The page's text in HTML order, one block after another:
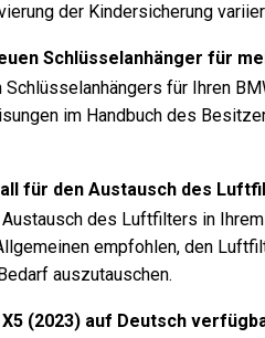
der Kindersicherung
Schlüsselanhänger für
für Ihren
im Handbuch des
für den Austausch des
des Luftfilters in
empfohlen, den
auszutauschen.
(2023) auf Deutsch